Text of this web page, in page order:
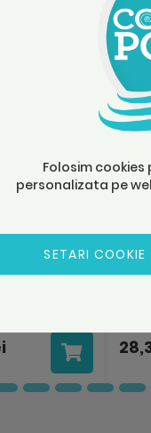
trecere a
filet
SKU:
Folosim
personalizata pe
SETARI COOKIE